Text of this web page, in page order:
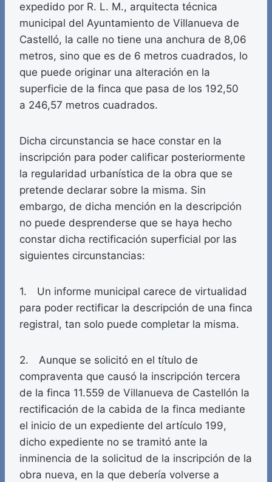
expedido por R. L. M., arquitecta técnica
municipal del Ayuntamiento de Villanueva de
Castelló, la calle no tiene una anchura de 8,06
metros, sino que es de 6 metros cuadrados, lo
que puede originar una alteración en la
superficie de la finca que pasa de los 192,50
a 246,57 metros cuadrados.
Dicha circunstancia se hace constar en la
inscripción para poder calificar posteriormente
la regularidad urbanística de la obra que se
pretende declarar sobre la misma. Sin
embargo, de dicha mención en la descripción
no puede desprenderse que se haya hecho
constar dicha rectificación superficial por las
siguientes circunstancias:
1. Un informe municipal carece de virtualidad
para poder rectificar la descripción de una finca
registral, tan solo puede completar la misma.
2. Aunque se solicitó en el título de
compraventa que causó la inscripción tercera
de la finca 11.559 de Villanueva de Castellón la
rectificación de la cabida de la finca mediante
el inicio de un expediente del artículo 199,
dicho expediente no se tramitó ante la
inminencia de la solicitud de la inscripción de la
obra nueva, en la que debería volverse a